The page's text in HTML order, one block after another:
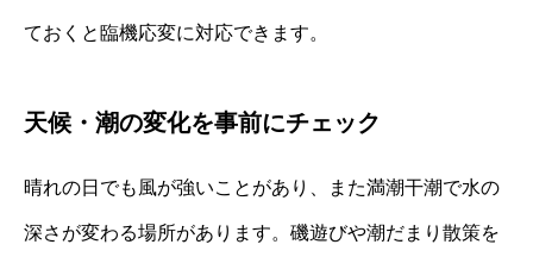
ておくと臨機応変に対応できます。
天候・潮の変化を事前にチェック
晴れの日でも風が強いことがあり、また満潮干潮で水の
深さが変わる場所があります。磯遊びや潮だまり散策を